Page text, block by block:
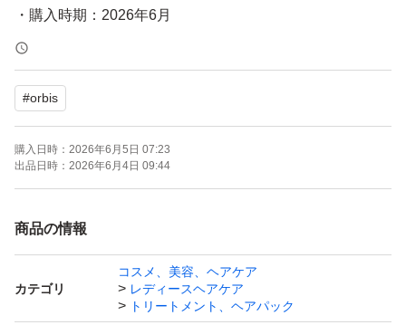
・購入時期：2026年6月
※24時間いつでも、即購入・大歓迎です
【新品・未使用・未開封】
【匿名発送】
・商品は防水を兼ねて、新品ビニール袋でお包みし、箱に
#orbis
購入日時： 2026年6月5日 07:23
出品日時： 2026年6月4日 09:44
商品の情報
カテゴリ
コスメ、美容、ヘアケア
レディースヘアケア
トリートメント、ヘアパック